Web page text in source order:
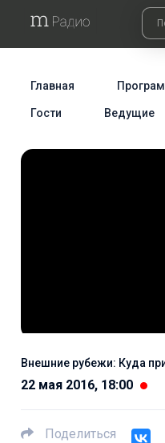
Главная
Гости Ведущие
Внешние рубежи: Куда
22 мая 2016, 18:00
Поделиться